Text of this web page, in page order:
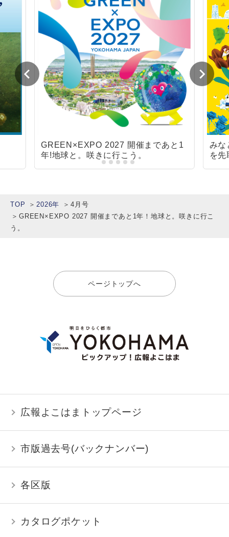
GREEN×EXPO 2027 開催まであと1
年!地球と。咲きに行こう。
みな
を
TOP 2026年
4月号
GREEN×EXPO 2027 開催まであと1年！地球と。咲きに行こ
う。
ページトップへ
広報よこはまトップページ
市版過去号(バックナンバー)
各区版
カタログポケット